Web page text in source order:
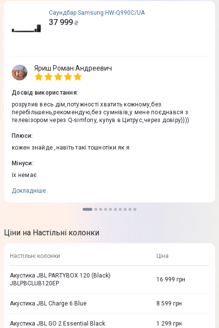
Саундбар Samsung HW-Q990C/UA
37 999 ₴
Яриш Роман Андреевич
Досвід використання:
розрулив весь дім,потужності хватить кожному,без
перебільшень,рекомендую,без сумнівів,у мене поєднався з
телевізором через Q-simfony, купув в Цитрус,через довіру))))
Плюси:
кожен знайде ,навіть такі тошнотіки як я
Мінуси:
їх немає
Докладніше
Ціни на Настільні колонки
Настільні колонки Ціна
Акустика JBL PARTYBOX 120 (Black)
JBLPBCLUB120EP
16 999 грн
Акустика JBL Charge 6 Blue 8 599 грн
Акустика JBL GO 2 Essential Black 1 299 грн